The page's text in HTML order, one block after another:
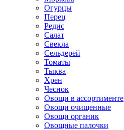
Огурцы
Перец
Редис
Салат
Свекла
Сельдерей
Томаты
Тыква
Хрен
Чеснок
Овощи в ассортименте
Овощи очищенные
Овощи органик
Овощные палочки